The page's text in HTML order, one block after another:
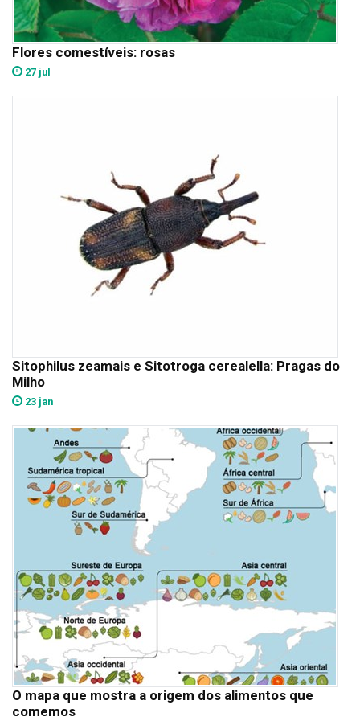
Flores comestíveis: rosas
27 jul
Sitophilus zeamais e Sitotroga cerealella: Pragas do
Milho
23 jan
O mapa que mostra a origem dos alimentos que
comemos